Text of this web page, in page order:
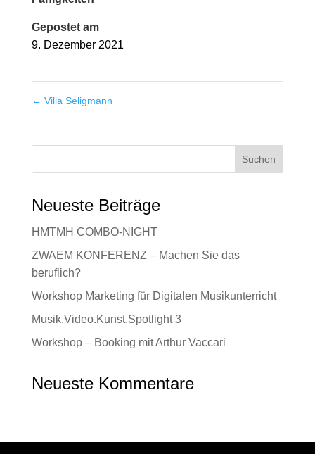
Gepostet am
9. Dezember 2021
← Villa Seligmann
Neueste Beiträge
HMTMH COMBO-NIGHT
ZWAEM KONFERENZ – Machen Sie das
beruflich?
Workshop Marketing für Digitalen Musikunterricht
Musik.Video.Kunst.Spotlight 3
Workshop – Booking mit Arthur Vaccari
Neueste Kommentare